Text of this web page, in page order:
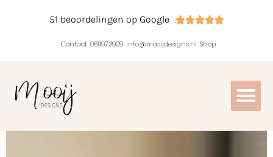
51 beoordelingen op Google 
Contact 0611973909 info@mooijdesigns.nl Shop